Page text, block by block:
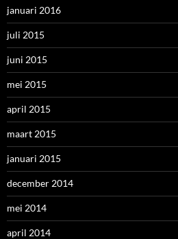
januari 2016
juli 2015
juni 2015
mei 2015
april 2015
maart 2015
januari 2015
december 2014
mei 2014
april 2014